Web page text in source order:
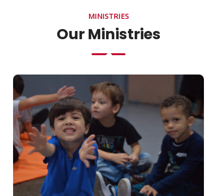
MINISTRIES
Our Ministries